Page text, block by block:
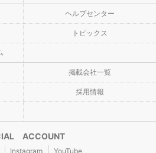
ヘルプセンター
トピックス
掲載会社一覧
採用情報
ACCOUNT
Instagram YouTube